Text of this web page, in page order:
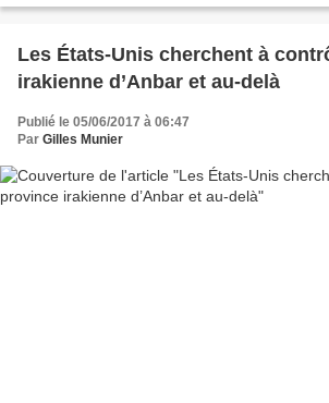
Les États-Unis cherchent à
irakienne d’Anbar et au-delà
Publié le 05/06/2017 à 06:47
Par Gilles Munier